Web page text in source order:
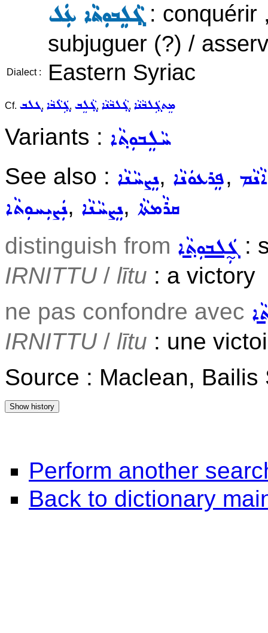
ܓ݂ܵܠܸܒܘܼܬܵܐ ܥܲܠ: conquérir
subjuguer (?) /
Dialect : Eastern Syriac
Cf. ܓܠܒ, ܓ݂ܲܠܵܒܵܐ, ܓ݂ܵܠܸܒ, ܓ݂ܵܠܒܵܢܵܐ, ܡܸܬܓ݂ܲܠܒܵܢܵܐ
Variants : ܚܵܠܸܒܘܼܬ݂ܵܐ
See also : ܢܸܨܚܵܢܵܐ, ܦܸܪܥܘܿܢܵܐ, ܐܵܢܵܡ
ܢܲܨܝܼܚܘܼܬܵܐ, ܢܸܨܚܵܢܵܐ, ܩܪܵܡܬܵܐ
distinguish from ܓ̰ܲܠܒܘܼܬ݂ܵܐ :
IRNITTU/ lītu : a victory
ne pas confondre avec
IRNITTU/ lītu : une
Source : Maclean, Bailis
Perform another
Back to dictionary